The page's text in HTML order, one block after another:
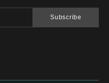
Subscribe